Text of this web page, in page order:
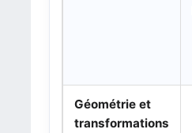
Géométrie et
transformations